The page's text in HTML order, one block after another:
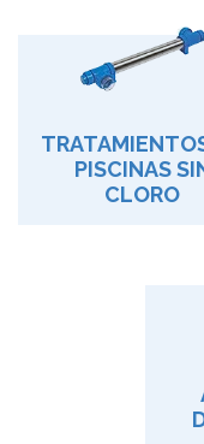
PISCINAS
CLORO